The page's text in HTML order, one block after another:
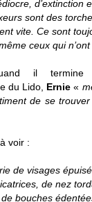
d’extinction
sont des
vite. Ce sont
ceux qui
il termine
du Lido, Ernie «
de se
voir :
de visages
de nez
bouches